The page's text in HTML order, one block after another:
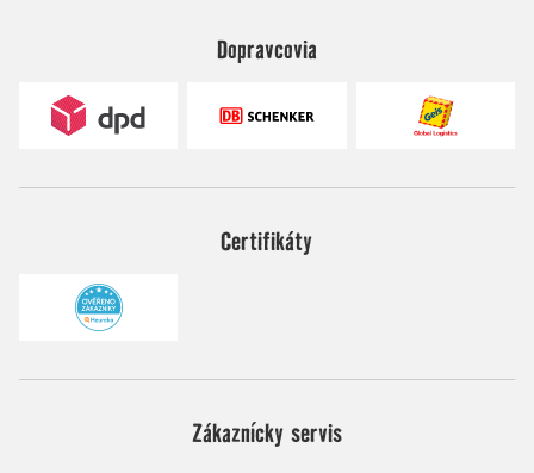
Dopravcovia
Certifikáty
Zákaznícky servis